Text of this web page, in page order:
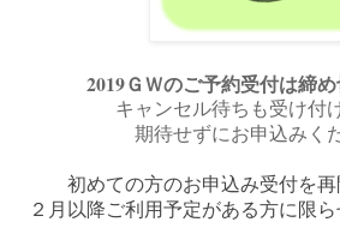
2019ＧＷのご予約受付は締め
キャンセル待ちも受け付
期待せずにお申込みく
初めての方のお申込み受付を再
２月以降ご利用予定がある方に限ら